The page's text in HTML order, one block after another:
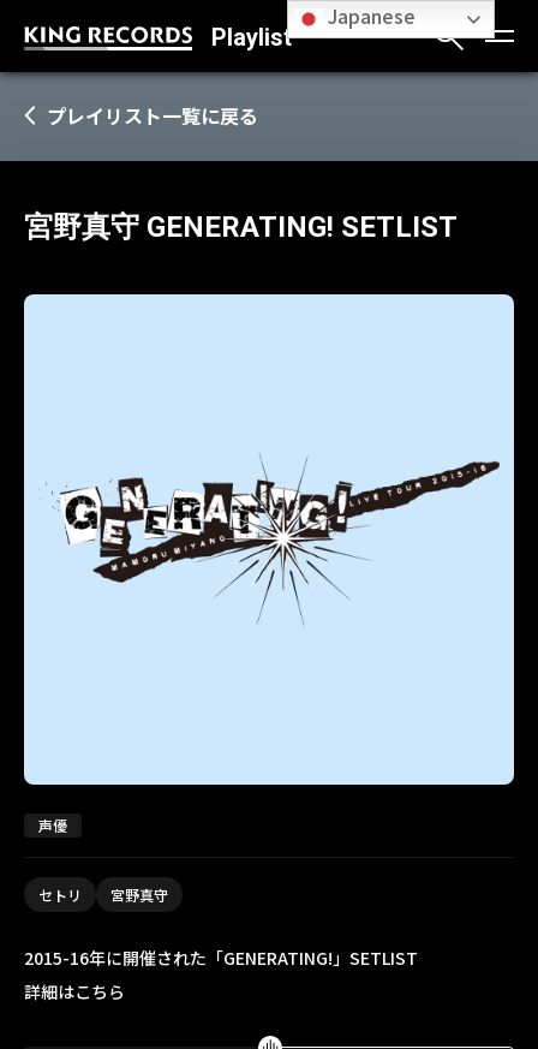
Playlist
プレイリスト一覧に戻る
宮野真守 GENERATING! SETLIST
声優
セトリ 宮野真守
2015-16年に開催された「GENERATING!」SETLIST
詳細はこちら
Japanese